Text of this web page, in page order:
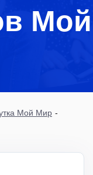
Мой
Мой Мир -